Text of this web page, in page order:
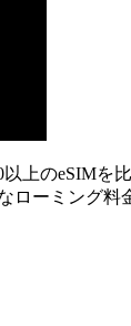
以上のeSIMを
ローミング料